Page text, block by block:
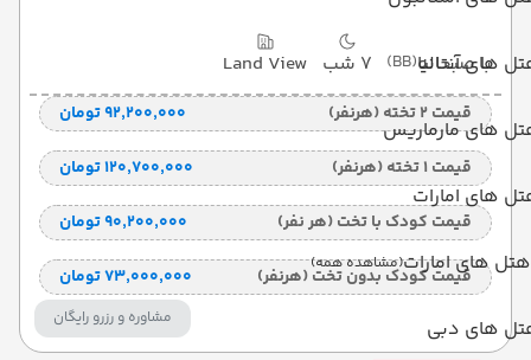
های آنتالیا
های مارماریس
های امارات
هتل های امارات(مشاهده همه)
های دبی
با صبحانه(BB) 7 شب Land View
قیمت 2 تخته (هرنفر) ۹۲٬۲۰۰٬۰۰۰ تومان
قیمت 1 تخته (هرنفر) ۱۲۰٬۷۰۰٬۰۰۰ تومان
قیمت کودک با تخت (هر نفر) ۹۰٬۲۰۰٬۰۰۰ تومان
قیمت کودک بدون تخت (هرنفر) ۷۳٬۰۰۰٬۰۰۰ تومان
مشاوره و رزرو رایگان